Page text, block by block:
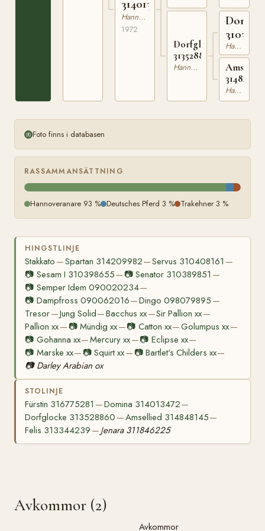
314013472
Hannoveranare
1972
Dorfglocke
313528860
Hannoveranare
Hannoveranare
314848145
Hannoveranare
Foto finns i databasen
RASSAMMANSÄTTNING
Hannoveranare 93 % Deutsches Pferd 3 % Trakehner 3 %
HINGSTLINJE
Stakkato —Spartan 314209982—Servus 310408161 —
📷 Sesam I 310398655— 📷Senator 310389851 —
📷 Semper Idem 090020234—
📷 Dampfross 090062016—Dingo 098079895 —
Tresor—Jung Solid—Bacchus xx—Sir Pallion xx—
Pallion xx— 📷Mündig xx—📷 Catton xx—Golumpus xx—
📷 Gohanna xx—Mercury xx—📷 Eclipse xx—
📷 Marske xx— 📷Squirt xx— 📷 Bartlet's Childers xx—
📷 Darley Arabian ox
STOLINJE
Fürstin 316775281 —Domina 314013472—
Dorfglocke 313528860 —Amsellied 314848145—
Felis 313344239 —Jenara 311846225
Avkommor (2)
Avkommor